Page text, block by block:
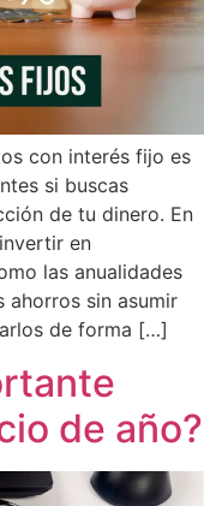
con interés fijo es
si buscas
de tu dinero. En
en
las anualidades
ahorros sin asumir
de forma […]
de año?